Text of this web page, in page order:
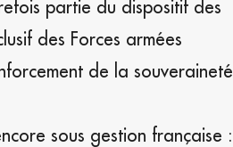
partie du dispositif des
des Forces armées
de la souveraineté
sous gestion française :